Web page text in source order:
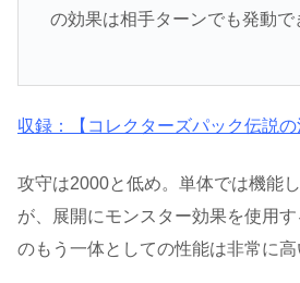
の効果は相手ターンでも発動で
収録：【コレクターズパック伝説の
攻守は2000と低め。単体では機能
が、展開にモンスター効果を使用
のもう一体としての性能は非常に高